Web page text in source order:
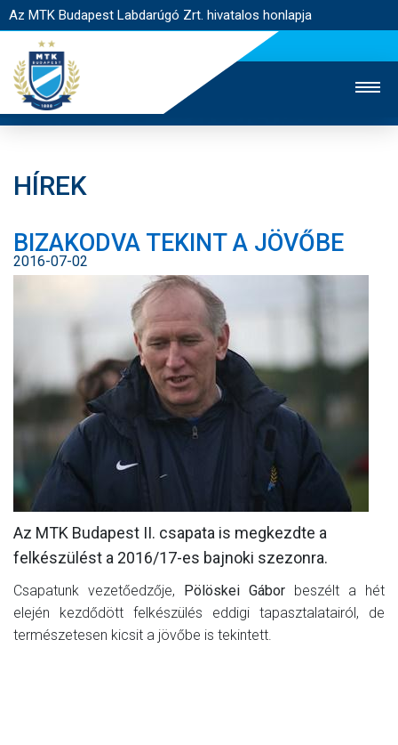
Az MTK Budapest Labdarúgó Zrt. hivatalos honlapja
JEGYÉRTÉKESÍTÉS
WEBSHOP
STADION
EGYESÜLET
KAPCSOLAT
NYITÓLAP
HÍREK
CSAPATOK
MÉRKŐZÉSEK
SZURKOLÓI ÉLMÉNYEK
AKKREDITÁCIÓ
HÍREK
BIZAKODVA TEKINT A JÖVŐBE
2016-07-02
Az MTK Budapest II. csapata is megkezdte a
felkészülést a 2016/17-es bajnoki szezonra.
Csapatunk vezetőedzője, Pölöskei Gábor beszélt a hét
elején kezdődött felkészülés eddigi tapasztalatairól, de
természetesen kicsit a jövőbe is tekintett.